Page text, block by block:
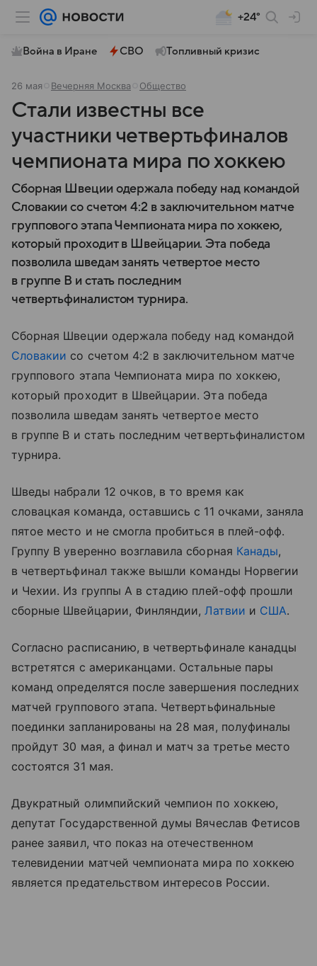
+24°
Война в Иране СВО Топливный кризис
26 мая Вечерняя Москва Общество
Стали известны все
участники четвертьфиналов
чемпионата мира по хоккею
Сборная Швеции одержала победу над командой
Словакии со счетом 4:2 в заключительном матче
группового этапа Чемпионата мира по хоккею,
который проходит в Швейцарии. Эта победа
позволила шведам занять четвертое место
в группе B и стать последним
четвертьфиналистом турнира.
Сборная Швеции одержала победу над командой
Словакии со счетом 4:2 в заключительном матче
группового этапа Чемпионата мира по хоккею,
который проходит в Швейцарии. Эта победа
позволила шведам занять четвертое место
в группе B и стать последним четвертьфиналистом
турнира.
Шведы набрали 12 очков, в то время как
словацкая команда, оставшись с 11 очками, заняла
пятое место и не смогла пробиться в плей-офф.
Группу B уверенно возглавила сборная Канады,
в четвертьфинал также вышли команды Норвегии
и Чехии. Из группы А в стадию плей-офф прошли
сборные Швейцарии, Финляндии,Латвии и США.
Согласно расписанию, в четвертьфинале канадцы
встретятся с американцами. Остальные пары
команд определятся после завершения последних
матчей группового этапа. Четвертьфинальные
поединки запланированы на 28 мая, полуфиналы
пройдут 30 мая, а финал и матч за третье место
состоятся 31 мая.
Двукратный олимпийский чемпион по хоккею,
депутат Государственной думы Вячеслав Фетисов
ранее заявил, что показ на отечественном
телевидении матчей чемпионата мира по хоккею
является предательством интересов России.